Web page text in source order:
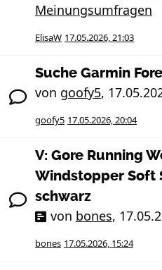
Meinungsumfragen
ElisaW 17.05.2026, 21:03
Suche Garmin
von goofy5,
goofy5 17.05.2026, 20:04
V: Gore Running
Windstopper
schwarz
von bones,
bones 17.05.2026, 15:24